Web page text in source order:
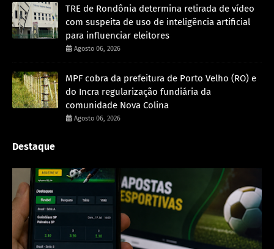
TRE de Rondônia determina retirada de vídeo
com suspeita de uso de inteligência artificial
para influenciar eleitores
Agosto 06, 2026
MPF cobra da prefeitura de Porto Velho (RO) e
do Incra regularização fundiária da
comunidade Nova Colina
Agosto 06, 2026
Destaque